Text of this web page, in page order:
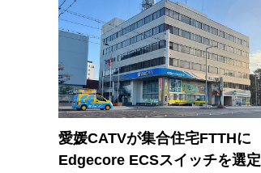
愛媛CATVが集合住宅FTTHに
Edgecore ECSスイッチを選定